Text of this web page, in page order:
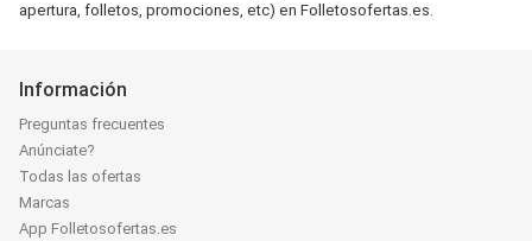
apertura, folletos, promociones, etc) en Folletosofertas.es.
Información
Preguntas frecuentes
Anúnciate?
Todas las ofertas
Marcas
App Folletosofertas.es